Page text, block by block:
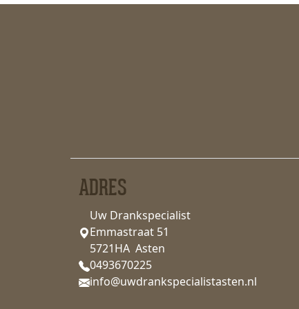
ADRES
Uw Drankspecialist
Emmastraat 51
5721HA Asten
0493670225
info@uwdrankspecialistasten.nl